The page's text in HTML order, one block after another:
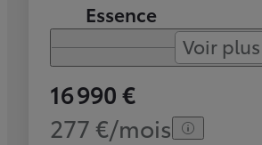
Essence
Voir plus
16 990 €
277 €/mois